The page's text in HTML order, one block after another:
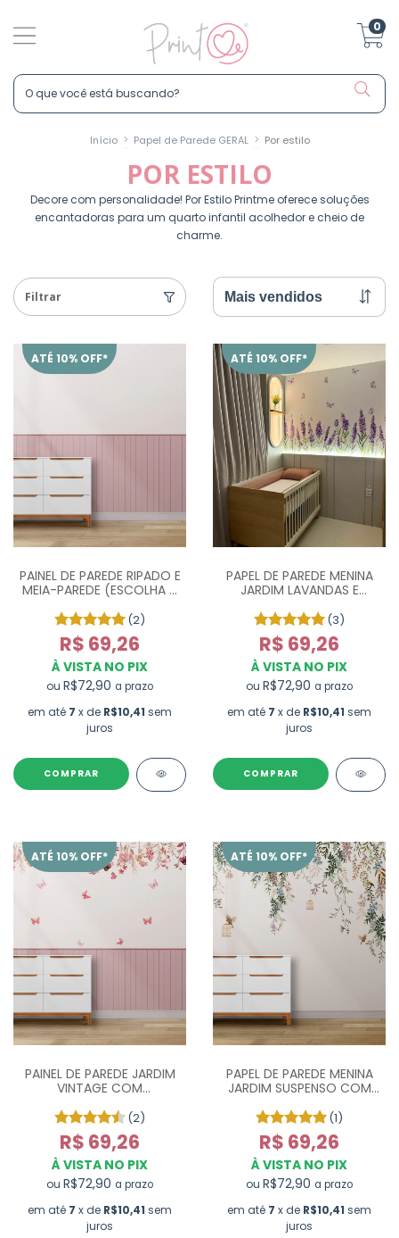
0
Início > Papel de Parede GERAL > Por estilo
POR ESTILO
Decore com personalidade! Por Estilo Printme oferece soluções
encantadoras para um quarto infantil acolhedor e cheio de
charme.
Filtrar
ATÉ 10% OFF*
PAINEL DE PAREDE RIPADO E
MEIA-PAREDE (ESCOLHA A
(2)
R$ 69,26
À VISTA NO PIX
ou R$72,90 a prazo
em até 7 x de R$10,41 sem
juros
ATÉ 10% OFF*
PAPEL DE PAREDE MENINA
JARDIM LAVANDAS E
(3)
R$ 69,26
À VISTA NO PIX
ou R$72,90 a prazo
em até 7 x de R$10,41 sem
juros
ATÉ 10% OFF*
PAINEL DE PAREDE JARDIM
VINTAGE COM
(2)
R$ 69,26
À VISTA NO PIX
ou R$72,90 a prazo
em até 7 x de R$10,41 sem
juros
ATÉ 10% OFF*
PAPEL DE PAREDE MENINA
JARDIM SUSPENSO COM
(1)
R$ 69,26
À VISTA NO PIX
ou R$72,90 a prazo
em até 7 x de R$10,41 sem
juros